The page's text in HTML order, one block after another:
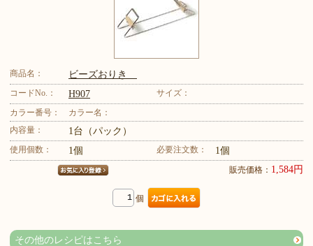
商品名： ビーズおりき
コードNo.： H907
サイズ：
カラー番号：
カラー名：
内容量：
1台（パック）
使用個数： 1個 必要注文数： 1個
販売価格： 1,584円
個
その他のレシピはこちら